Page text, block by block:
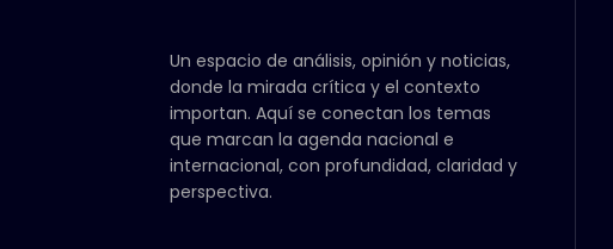
Un espacio de análisis, opinión y noticias,
donde la mirada crítica y el contexto
importan. Aquí se conectan los temas
que marcan la agenda nacional e
internacional, con profundidad, claridad y
perspectiva.